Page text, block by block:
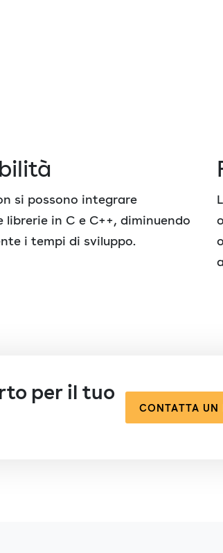
si possono integrare
librerie in C e C++, diminuendo
i tempi di sviluppo.
per il tuo
CONTATTA UN